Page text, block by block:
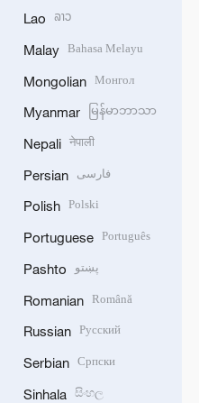
Lao ລາວ
Malay Bahasa Melayu
Mongolian Монгол
Myanmar မြန်မာဘာသာ
Nepali नेपाली
Persian فارسی
Polish Polski
Portuguese Português
Pashto پښتو
Romanian Română
Russian Русский
Serbian Српски
Sinhala සිංහල